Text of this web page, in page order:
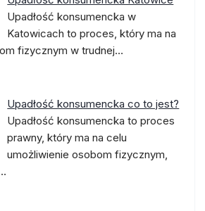
Upadłość konsumencka w
Katowicach to proces, który ma na
fizycznym w trudnej…
Upadłość konsumencka co to jest?
Upadłość konsumencka to proces
prawny, który ma na celu
umożliwienie osobom fizycznym,